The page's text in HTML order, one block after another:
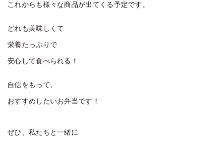
これからも様々な商品が出てくる予定です。
どれも美味しくて
栄養たっぷりで
安心して食べられる！
自信をもって、
おすすめしたいお弁当です！
ぜひ、私たちと一緒に